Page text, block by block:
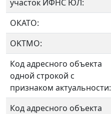
участок ИФНС ЮЛ:
ОКАТО:
OKTMO:
Код адресного объекта
одной строкой с
признаком актуальности:
Код адресного объекта